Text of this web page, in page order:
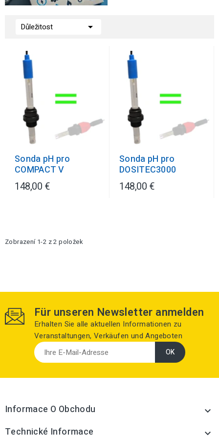
Důležitost 
Sonda pH pro
COMPACT V
148,00 €
Sonda pH pro
DOSITEC3000
148,00 €
Zobrazení 1-2 z 2 položek
Für unseren Newsletter anmelden
Erhalten Sie alle aktuellen Informationen zu
Veranstaltungen, Verkäufen und Angeboten
Informace O Obchodu 
Technické Informace 